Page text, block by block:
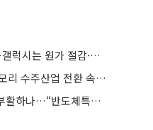
메모리값 폭등에 달라진 셈법…갤럭시는 원가 절감·아이폰은 서비스 확대
‘5년 LTA’ 늘리는 삼성·SK…메모리 수주산업 전환 속 다른 셈법
주52시간 특례, 메가특구법서 부활하나…“반도체특별법 담겨야”